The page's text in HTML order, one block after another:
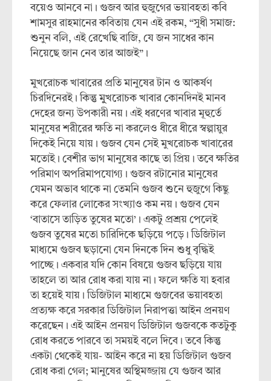
বয়েও আনবে না। গুজব আর হুজুগের ভয়াবহতা কবি
শামসুর রাহমানের কবিতায় যেন এই রকম, “সুধী সমাজ:
শুনুন বলি, এই রেখেছি বাজি, যে জন সাধের কান
নিয়েছে জান নেব তার আজই”।
মুখরোচক খাবারের প্রতি মানুষের টান ও আকর্ষণ
চিরদিনেরই। কিন্তু মুুখরোচক খাবার কোনদিনই মানব
দেহের জন্য উপকারী নয়। এই ধরণের খাবার মূহুর্তে
মানুষের শরীরের ক্ষতি না করলেও ধীরে ধীরে স্বল্পায়ুর
দিকেই নিয়ে যায়। গুজব যেন সেই মুখরোচক খাবারের
মতোই। বেশীর ভাগ মানুষের কাছে তা প্রিয়। তবে ক্ষতির
পরিমাণ অপরিমাপযোগ্য। গুজব রটানোর মানুষের
যেমন অভাব থাকে না তেমনি গুজব শুনে হুজুগে কিছু
করে ফেলার লোকের সংখ্যাও কম নয়। গুজব যেন
‘বাতাসে তাড়িত তুষের মতো’। একটু প্রশ্রয় পেলেই
গুজব তুষের মতো চারিদিকে ছড়িয়ে পড়ে। ডিজিটাল
মাধ্যমে গুজব ছড়ানো যেন দিনকে দিন শুধু বৃদ্ধিই
পাচ্ছে। একবার যদি কোন বিষয়ে গুজব ছড়িয়ে যায়
তাহলে তা আর রোধ করা যায় না। ফলে ক্ষতি যা হবার
তা হয়েই যায়। ডিজিটাল মাধ্যমে গুজবের ভয়াবহতা
প্রত্যক্ষ করে সরকার ডিজিটাল নিরাপত্তা আইন প্রনয়ণ
করেছেন। এই আইন প্রনয়ণ ডিজিটাল গুজবকে কতটুকু
রোধ করতে পারবে তা সময়ই বলে দিবে। তবে কিন্তু
একটা থেকেই যায়- আইন করে না হয় ডিজিটাল গুজব
রোধ করা গেল; মানুষের অস্থিমজ্জায় যে গুজব আর